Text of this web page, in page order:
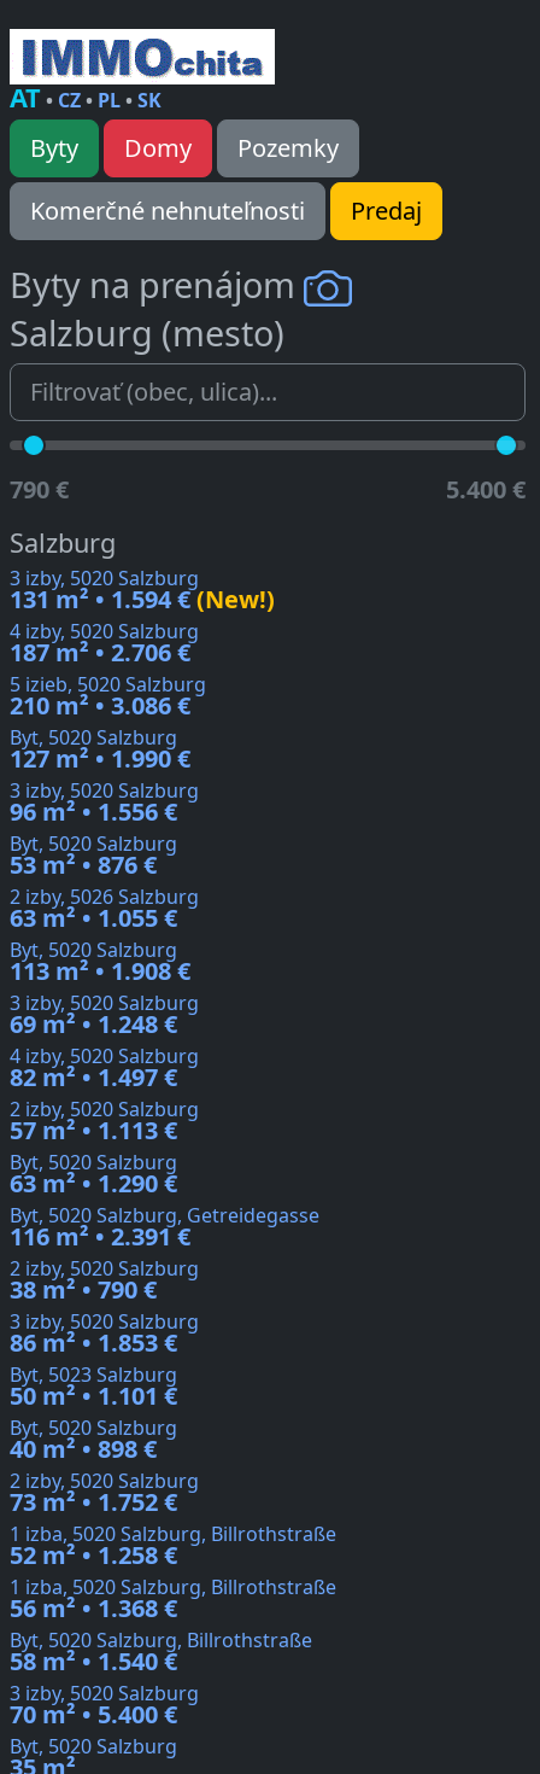
AT• CZ• PL•SK
Byty Domy
Pozemky
Komerčné nehnuteľnosti
Predaj
Byty na prenájom
Salzburg (mesto)
790 € 5.400 €
Salzburg
3 izby, 5020 Salzburg
131 m² • 1.594 €(New!)
4 izby, 5020 Salzburg
187 m² • 2.706 €
5 izieb, 5020 Salzburg
210 m² • 3.086 €
Byt, 5020 Salzburg
127 m² • 1.990 €
3 izby, 5020 Salzburg
96 m² • 1.556 €
Byt, 5020 Salzburg
53 m² • 876 €
2 izby, 5026 Salzburg
63 m² • 1.055 €
Byt, 5020 Salzburg
113 m² • 1.908 €
3 izby, 5020 Salzburg
69 m² • 1.248 €
4 izby, 5020 Salzburg
82 m² • 1.497 €
2 izby, 5020 Salzburg
57 m² • 1.113 €
Byt, 5020 Salzburg
63 m² • 1.290 €
Byt, 5020 Salzburg, Getreidegasse
116 m² • 2.391 €
2 izby, 5020 Salzburg
38 m² • 790 €
3 izby, 5020 Salzburg
86 m² • 1.853 €
Byt, 5023 Salzburg
50 m² • 1.101 €
Byt, 5020 Salzburg
40 m² • 898 €
2 izby, 5020 Salzburg
73 m² • 1.752 €
1 izba, 5020 Salzburg, Billrothstraße
52 m² • 1.258 €
1 izba, 5020 Salzburg, Billrothstraße
56 m² • 1.368 €
Byt, 5020 Salzburg, Billrothstraße
58 m² • 1.540 €
3 izby, 5020 Salzburg
70 m² • 5.400 €
Byt, 5020 Salzburg